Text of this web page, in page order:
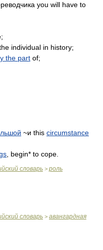
you will have to
individual in history;
the part of;
~и this circumstance
, begin* to cope.
словарь > роль
словарь > авангардная